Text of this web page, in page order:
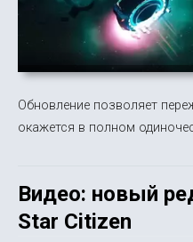
Обновление позволяет
окажется в полном
Видео: новый
Star Citizen